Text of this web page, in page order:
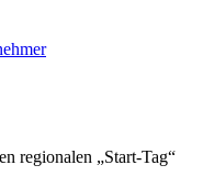
regionalen „Start-Tag“